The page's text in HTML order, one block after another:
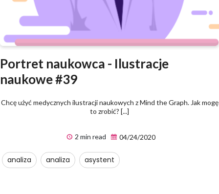
Portret naukowca - Ilustracje
naukowe #39
Chcę użyć medycznych ilustracji naukowych z Mind the Graph. Jak mogę
to zrobić? [...]
2 min read 04/24/2020
analiza analiza asystent